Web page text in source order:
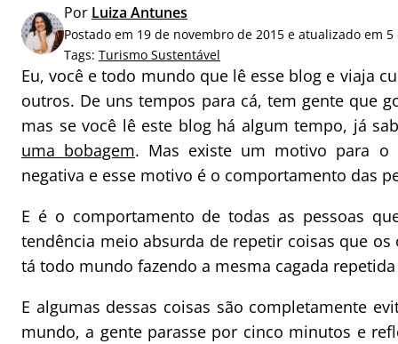
a
r
p
o
:
Por Luiza Antunes
Postado em 19 de novembro de 2015 e atualizado em
Tags: Turismo Sustentável
Eu, você e todo mundo que lê esse blog e viaja
outros. De uns tempos para cá, tem gente que
mas se você lê este blog há algum tempo, já
uma bobagem. Mas existe um motivo para o
negativa e esse motivo é o comportamento das
E é o comportamento de todas as pessoas
tendência meio absurda de repetir coisas que
tá todo mundo fazendo a mesma cagada
E algumas dessas coisas são completamente
mundo, a gente parasse por cinco minutos e